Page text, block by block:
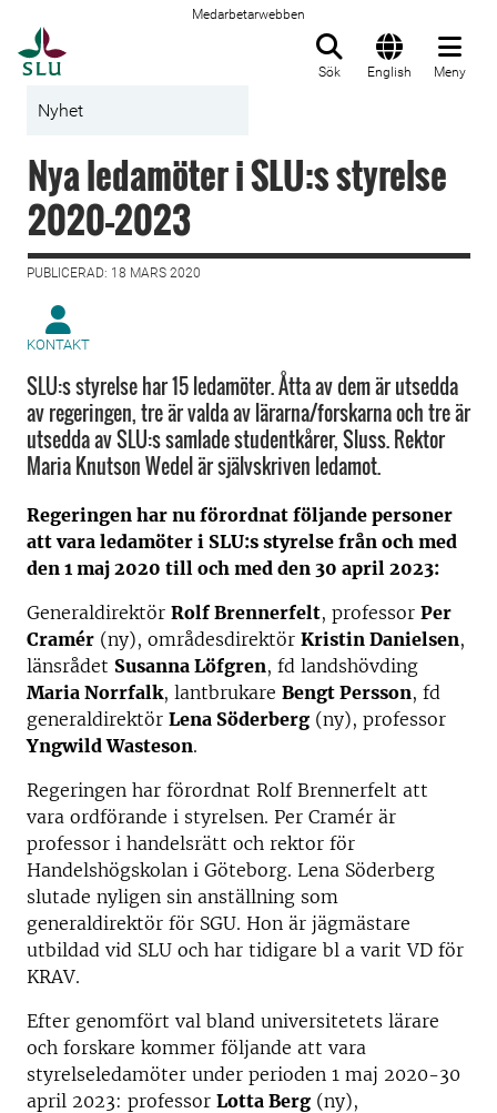
Medarbetarwebben
Sök English Meny
Nyhet
Nya ledamöter i SLU:s styrelse
2020–2023
PUBLICERAD: 18 MARS 2020
KONTAKT
SLU:s styrelse har 15 ledamöter. Åtta av dem är utsedda
av regeringen, tre är valda av lärarna/forskarna och tre är
utsedda av SLU:s samlade studentkårer, Sluss. Rektor
Maria Knutson Wedel är självskriven ledamot.
Regeringen har nu förordnat följande personer
att vara ledamöter i SLU:s styrelse från och med
den 1 maj 2020 till och med den 30 april 2023:
Generaldirektör Rolf Brennerfelt, professor Per
Cramér (ny), områdesdirektör Kristin Danielsen,
länsrådet Susanna Löfgren, fd landshövding
Maria Norrfalk, lantbrukare Bengt Persson, fd
generaldirektör Lena Söderberg (ny), professor
Yngwild Wasteson.
Regeringen har förordnat Rolf Brennerfelt att
vara ordförande i styrelsen. Per Cramér är
professor i handelsrätt och rektor för
Handelshögskolan i Göteborg. Lena Söderberg
slutade nyligen sin anställning som
generaldirektör för SGU. Hon är jägmästare
utbildad vid SLU och har tidigare bl a varit VD för
KRAV.
Efter genomfört val bland universitetets lärare
och forskare kommer följande att vara
styrelseledamöter under perioden 1 maj 2020-30
april 2023: professor Lotta Berg (ny),